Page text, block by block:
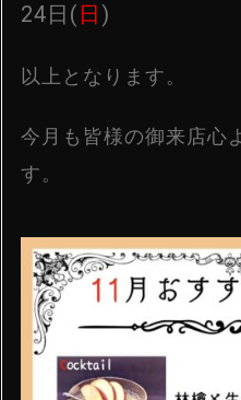
24日( 日)
以上となります。
今月も皆様の御来店心
す。